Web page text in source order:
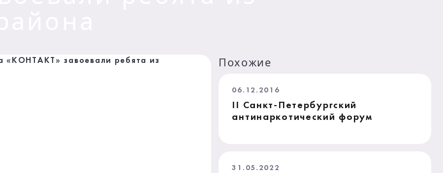
Похожие
06.12.2016
II Санкт-Петербургский
антинаркотический форум
31.05.2022